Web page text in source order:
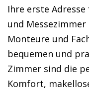
Ihre erste
und
Monteure und
bequemen und
Zimmer sind die
Komfort,